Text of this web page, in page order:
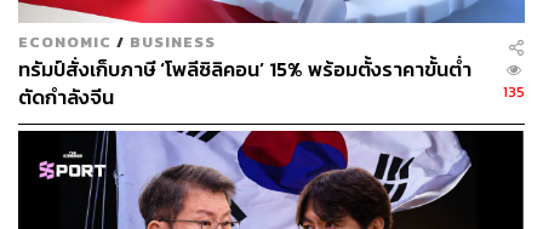
จากที่อื่นแล้วถูกกว่า) และพยายามให้ป้าแมวซื้ออะไรบาง
อย่างจากผม
อีกประเด็นที่สำคัญคือการหมกมุ่นกับสมการ Growth
Indentity โดยคิดว่า การขาดดุลการค้าทำให้ GDP ลดลง ซึ่ง
เรามีเรื่องของการขาดดุลการค้าเพราะเราต้องการคำนวณ
GDP จริงอยู่ ที่ตามการคำนวณ GDP ด้านรายจ่ายนั้น เรา
ECONOMIC / BUSINESS
ทรัมป์สั่งเก็บภาษี ‘โพลีซิลิคอน’ 15% พร้อมตั้งราคาขั้นต่ำ
ตัดกำลังจีน
135